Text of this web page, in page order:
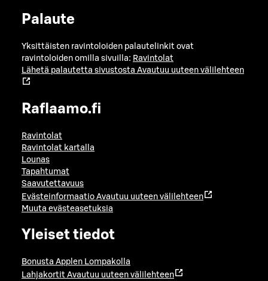
Palaute
Yksittäisten ravintoloiden palautelinkit ovat
ravintoloiden omilla sivuilla: Ravintolat
Lähetä palautetta sivustosta Avautuu uuteen välilehteen
Raflaamo.fi
Ravintolat
Ravintolat kartalla
Lounas
Tapahtumat
Saavutettavuus
Evästeinformaatio Avautuu uuteen välilehteen
Muuta evästeasetuksia
Yleiset tiedot
Bonusta Applen Lompakolla
Lahjakortit Avautuu uuteen välilehteen